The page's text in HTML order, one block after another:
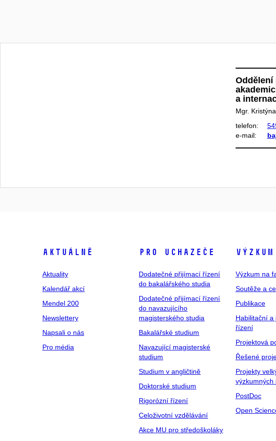
a
Mgr.
telefon:
e‑mail:
Aktuálně
Aktuality
Kalendář akcí
Mendel 200
Newslettery
Napsali o nás
Pro média
Pro uchazeče
Dodatečné přijímací řízení
do bakalářského studia
Dodatečné přijímací řízení
do navazujícího
magisterského studia
Bakalářské studium
Navazující magisterské
studium
Studium v angličtině
Doktorské studium
Rigorózní řízení
Celoživotní vzdělávání
Akce MU pro středoškoláky
Výzkum
Výzkum na
Soutěže a
Publikace
Habilitační a
řízení
Projektová
Řešené
Projekty
výzkumných
PostDoc
Open